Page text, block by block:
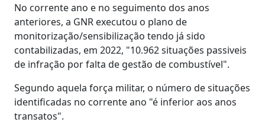
No corrente ano e no seguimento dos anos
anteriores, a GNR executou o plano de
monitorização/sensibilização tendo já sido
contabilizadas, em 2022, "10.962 situações passiveis
de infração por falta de gestão de combustível".
Segundo aquela força militar, o número de situações
identificadas no corrente ano "é inferior aos anos
transatos".